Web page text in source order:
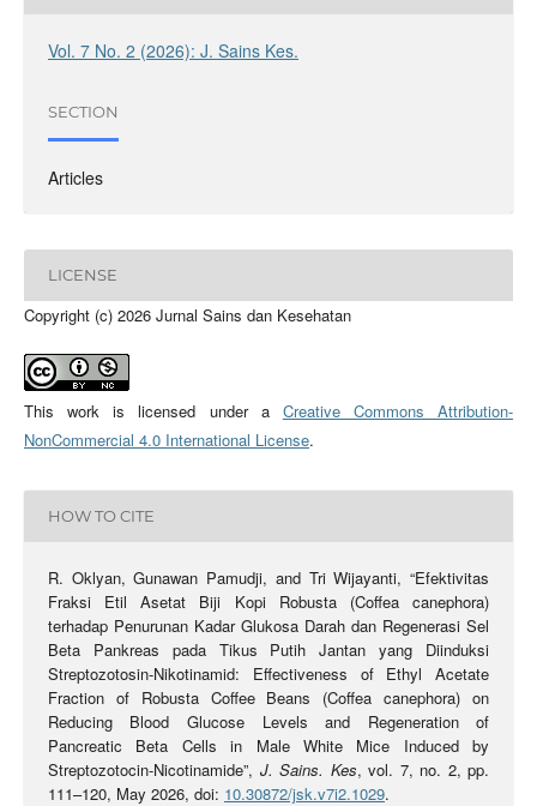
Vol. 7 No. 2 (2026): J. Sains Kes.
SECTION
Articles
LICENSE
Copyright (c) 2026 Jurnal Sains dan Kesehatan
This work is licensed under a Creative Commons Attribution-
NonCommercial 4.0 International License.
HOW TO CITE
R. Oklyan, Gunawan Pamudji, and Tri Wijayanti, “Efektivitas
Fraksi Etil Asetat Biji Kopi Robusta (Coffea canephora)
terhadap Penurunan Kadar Glukosa Darah dan Regenerasi Sel
Beta Pankreas pada Tikus Putih Jantan yang Diinduksi
Streptozotosin-Nikotinamid: Effectiveness of Ethyl Acetate
Fraction of Robusta Coffee Beans (Coffea canephora) on
Reducing Blood Glucose Levels and Regeneration of
Pancreatic Beta Cells in Male White Mice Induced by
Streptozotocin-Nicotinamide”, J. Sains. Kes, vol. 7, no. 2, pp.
111–120, May 2026, doi: 10.30872/jsk.v7i2.1029.